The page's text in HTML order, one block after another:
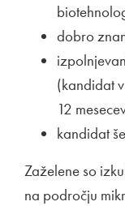
dobro
(kandidat
12
kandidat
Zaželene so
na področju